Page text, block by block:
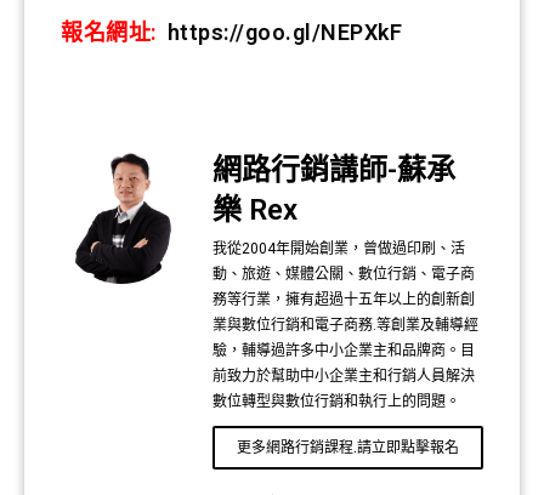
報名網址: https://goo.gl/NEPXkF
網路行銷講師-蘇承
樂 Rex
我從2004年開始創業，曾做過印刷、活
動、旅遊、媒體公關、數位行銷、電子商
務等行業，擁有超過十五年以上的創新創
業與數位行銷和電子商務.等創業及輔導經
驗，輔導過許多中小企業主和品牌商。目
前致力於幫助中小企業主和行銷人員解決
數位轉型與數位行銷和執行上的問題。
更多網路行銷課程.請立即點擊報名